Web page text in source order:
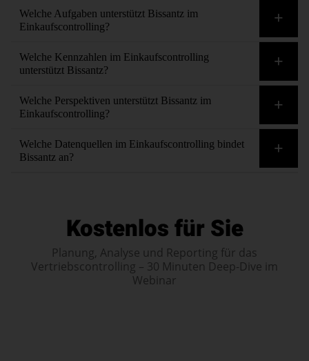
Welche Aufgaben unterstützt Bissantz im
Einkaufscontrolling?
Alle. Zum Beispiel Anreizsysteme, Beschaffungslogistik,
Einkaufspolitik, Finanzplanung, Konditionenpolitik,
Kontrolle der Einkäufer, Lagerraumplanung, Lieferantenwahl,
und viele weitere.
Welche Kennzahlen im Einkaufscontrolling
unterstützt Bissantz?
Alle. Zum Beispiel Anteil an Lieferantenumsatz,
Antwortzeiten, Anzahl, Bestellungen, Anzahl, Lieferanten,
aufgelaufene Mengen und Wert, Bestellwert, Fehleranzahl,
Frühlieferung, Gutschriften, Liefertreue, Lieferzeit, Menge,
Zahlungsziel, und viele weitere.
Welche Perspektiven unterstützt Bissantz im
Einkaufscontrolling?
Alle. Zum Beispiel Abteilungen, Funktionsbereiche,
Kostenarten, Lieferanten, Material, Materialarten,
Welche Datenquellen im Einkaufscontrolling bindet
Bissantz an?
Datenbanken, Kostenstellenrechnung,
Kreditorenbuchhaltung, Lieferantenrechnungskontrolle,
Lieferantenwahl, Wareneingangsprüfung, und viele weitere.
Kostenlos für Sie
Planung, Analyse und Reporting für das
Vertriebscontrolling – 30 Minuten Deep-Dive im
Webinar